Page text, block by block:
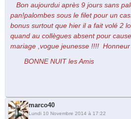
Bon aujourdui après 9 jours sans
pan!palombes sous le filet pour un
bonus surtout que hier il a fait volé 2
quand au collègues absent pour
mariage ,vogue jeunesse !!!!
BONNE NUIT les Amis
marco40
Lundi 10 Novembre 2014 à 17:22